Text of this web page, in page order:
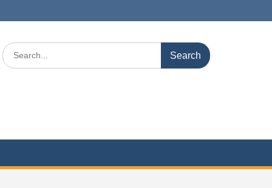
Search
for: